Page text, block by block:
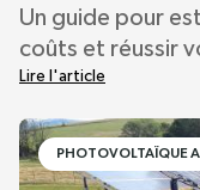
Un guide pour
coûts et réussir
Lire l'article
PHOTOVOLTAÏQUE